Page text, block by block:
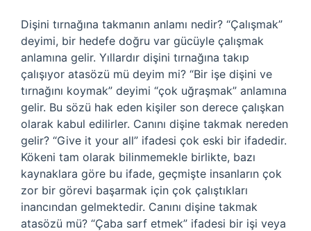
Dişini tırnağına takmanın anlamı nedir? “Çalışmak”
deyimi, bir hedefe doğru var gücüyle çalışmak
anlamına gelir. Yıllardır dişini tırnağına takıp
çalışıyor atasözü mü deyim mi? “Bir işe dişini ve
tırnağını koymak” deyimi “çok uğraşmak” anlamına
gelir. Bu sözü hak eden kişiler son derece çalışkan
olarak kabul edilirler. Canını dişine takmak nereden
gelir? “Give it your all” ifadesi çok eski bir ifadedir.
Kökeni tam olarak bilinmemekle birlikte, bazı
kaynaklara göre bu ifade, geçmişte insanların çok
zor bir görevi başarmak için çok çalıştıkları
inancından gelmektedir. Canını dişine takmak
atasözü mü? “Çaba sarf etmek” ifadesi bir işi veya